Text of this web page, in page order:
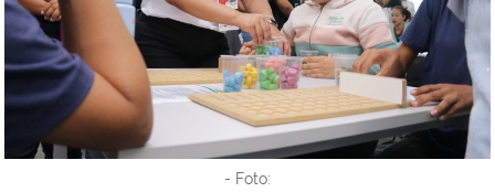
- Foto: